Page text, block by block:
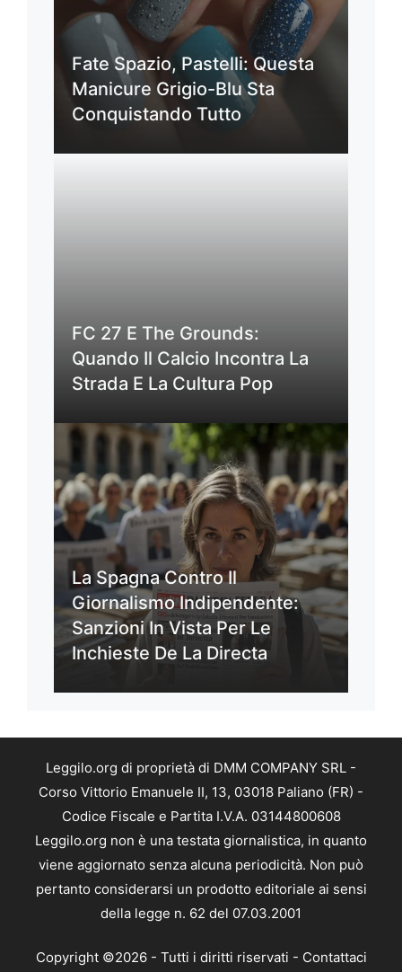
Fate Spazio, Pastelli: Questa
Manicure Grigio-Blu Sta
Conquistando Tutto
FC 27 E The Grounds:
Quando Il Calcio Incontra La
Strada E La Cultura Pop
La Spagna Contro Il
Giornalismo Indipendente:
Sanzioni In Vista Per Le
Inchieste De La Directa
Leggilo.org di proprietà di DMM COMPANY SRL -
Corso Vittorio Emanuele II, 13, 03018 Paliano (FR) -
Codice Fiscale e Partita I.V.A. 03144800608
Leggilo.org non è una testata giornalistica, in quanto
viene aggiornato senza alcuna periodicità. Non può
pertanto considerarsi un prodotto editoriale ai sensi
della legge n. 62 del 07.03.2001
Copyright ©2026 - Tutti i diritti riservati - Contattaci